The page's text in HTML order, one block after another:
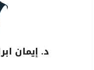
د. إيمان